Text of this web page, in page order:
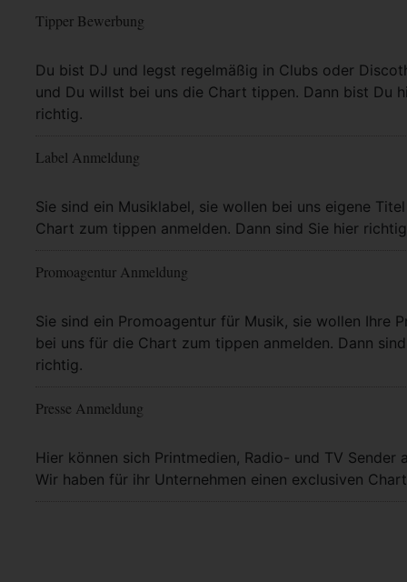
Tipper Bewerbung
Du bist DJ und legst regelmäßig in Clubs oder
und Du willst bei uns die Chart tippen. Dann bist Du
richtig.
Mehr Info
Label Anmeldung
Sie sind ein Musiklabel, sie wollen bei uns eigene
Chart zum tippen anmelden. Dann sind Sie hier
Mehr Info
Promoagentur Anmeldung
Sie sind ein Promoagentur für Musik, sie wollen Ihre
bei uns für die Chart zum tippen anmelden. Dann
richtig.
Mehr Info
Presse Anmeldung
Hier können sich Printmedien, Radio- und TV Sender
Wir haben für ihr Unternehmen einen exclusiven
Mehr Info